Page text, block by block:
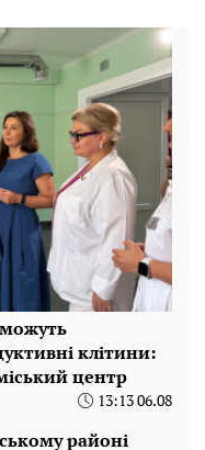
можуть
клітини:
центр
13:13 06.08
районі